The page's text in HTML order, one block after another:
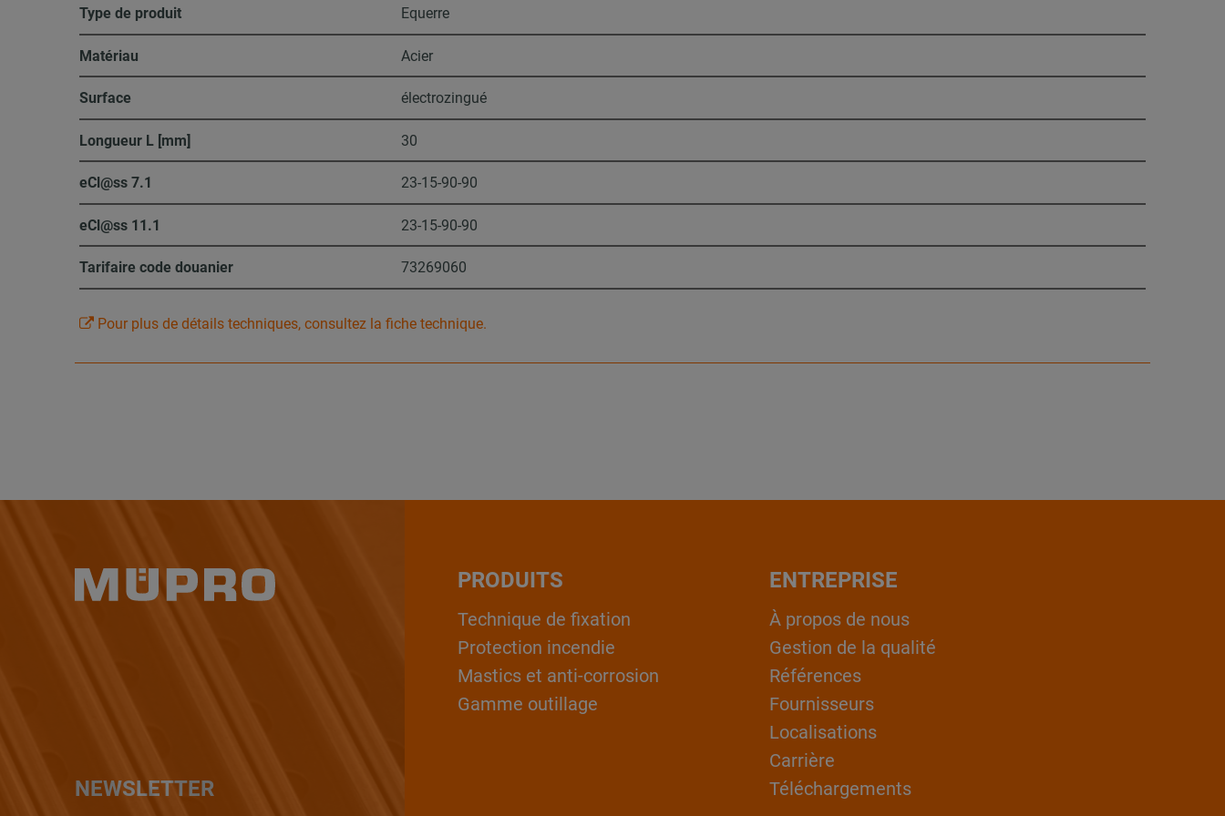
Type de produit Equerre
Matériau Acier
Surface électrozingué
Longueur L [mm] 30
eCl@ss 7.1 23-15-90-90
eCl@ss 11.1 23-15-90-90
Tarifaire code douanier 73269060
Pour plus de détails techniques, consultez la fiche technique.
NEWSLETTER
PRODUITS
Technique de fixation
Protection incendie
Mastics et anti-corrosion
Gamme outillage
ENTREPRISE
À propos de nous
Gestion de la qualité
Références
Fournisseurs
Localisations
Carrière
Téléchargements